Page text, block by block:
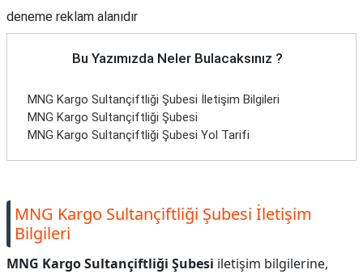
deneme reklam alanıdır
Bu Yazımızda Neler Bulacaksınız ?
MNG Kargo Sultançiftliği Şubesi İletişim Bilgileri
MNG Kargo Sultançiftliği Şubesi
MNG Kargo Sultançiftliği Şubesi Yol Tarifi
MNG Kargo Sultançiftliği Şubesi İletişim
Bilgileri
MNG Kargo Sultançiftliği Şubesi iletişim bilgilerine,